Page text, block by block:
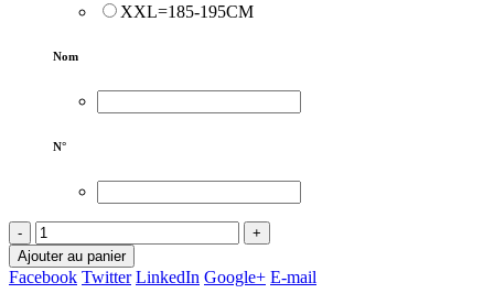
XXL=185-195CM
Nom
N°
-
+
Ajouter au panier
Facebook Twitter LinkedIn Google+ E-mail